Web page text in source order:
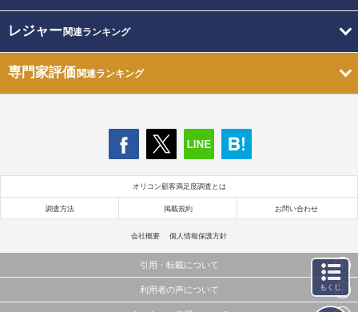
レジャー関連ランキング
専門家評価関連ランキング
オリコン顧客満足度調査とは
調査方法 掲載規約 お問い合わせ
会社概要 個人情報保護方針
引用・転載について
当サイトで公開されている情報（文字、写真、イラスト、画像データ等）及びこれらの配置・
利用者の声について もくじ